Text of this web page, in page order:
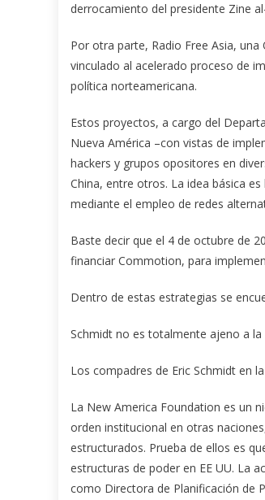
derrocamiento del presidente Zine
Por otra parte, Radio Free Asia,
vinculado al acelerado proceso de
política norteamericana.
Estos proyectos, a cargo del
Nueva América –con vistas de
hackers y grupos opositores en
China, entre otros. La idea básica
mediante el empleo de redes
Baste decir que el 4 de octubre de
financiar Commotion, para
Dentro de estas estrategias se
Schmidt no es totalmente ajeno a
Los compadres de Eric Schmidt en
La New America Foundation es un
orden institucional en otras
estructurados. Prueba de ellos es
estructuras de poder en EE UU. La
como Directora de Planificación de